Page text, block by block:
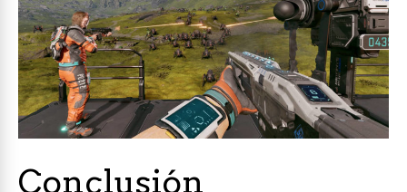
Conclusión